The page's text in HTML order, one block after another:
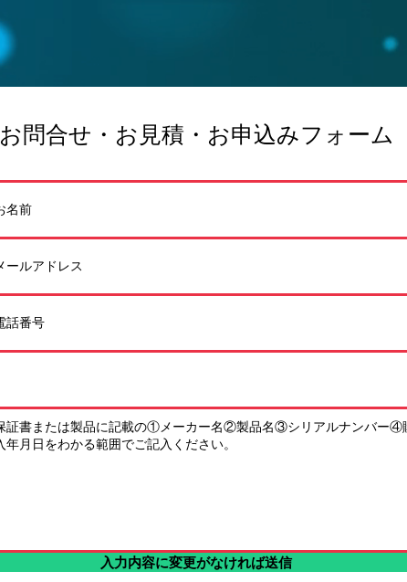
お問合せ・お見積・お申込みフォーム
入力内容に変更がなければ送信